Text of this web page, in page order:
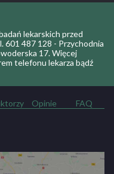
lekarskich przed
601 487 128 - Przychodnia
17. Więcej
telefonu lekarza bądź
Opinie FAQ